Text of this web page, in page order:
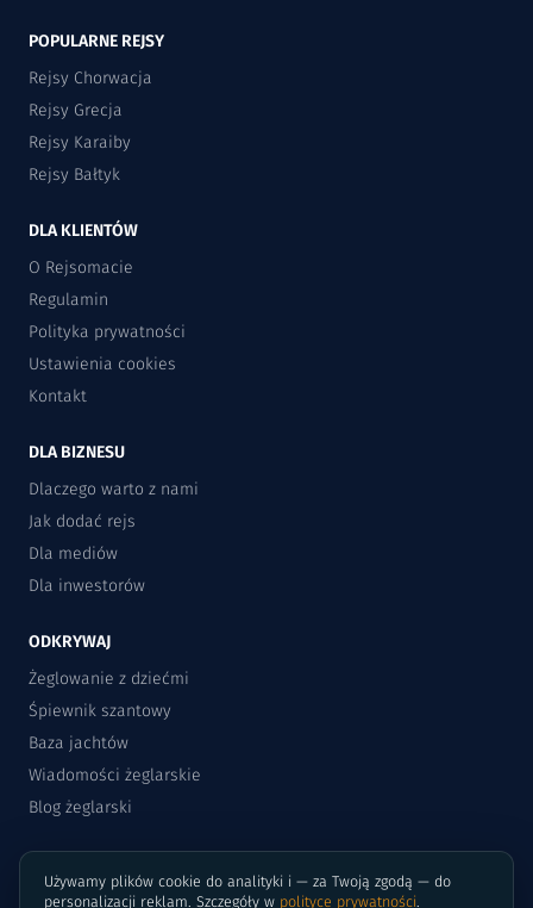
Używamy plików cookie do analityki i — za Twoją zgodą — do
personalizacji reklam. Szczegóły w polityce prywatności.
POPULARNE REJSY
Rejsy Chorwacja
Rejsy Grecja
Rejsy Karaiby
Rejsy Bałtyk
DLA KLIENTÓW
O Rejsomacie
Regulamin
Polityka prywatności
Ustawienia cookies
Kontakt
DLA BIZNESU
Dlaczego warto z nami
Jak dodać rejs
Dla mediów
Dla inwestorów
ODKRYWAJ
Żeglowanie z dziećmi
Śpiewnik szantowy
Baza jachtów
Wiadomości żeglarskie
Blog żeglarski